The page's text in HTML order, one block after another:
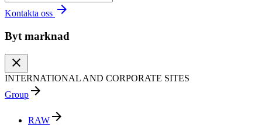
Kontakta oss arrow_forward
Byt marknad
close
INTERNATIONAL AND CORPORATE SITES
Group arrow_forward
RAW arrow_forward